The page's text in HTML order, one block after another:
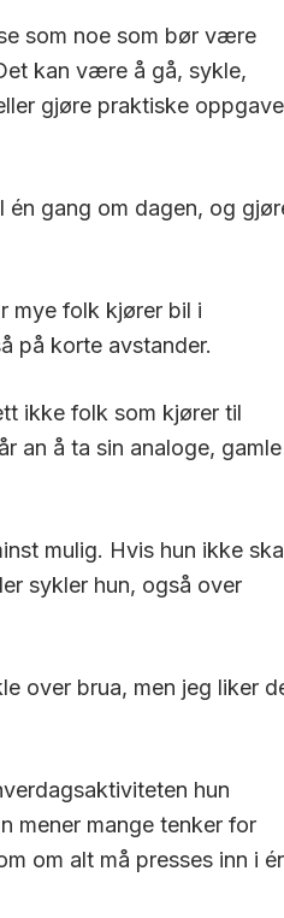
som noe som bør være
kan være å gå, sykle,
gjøre praktiske
én gang om dagen, og
mye folk kjører bil i
på korte avstander.
ikke folk som kjører til
an å ta sin analoge, gamle
mulig. Hvis hun ikke
sykler hun, også over
over brua, men jeg liker
hun
mener mange tenker for
om alt må presses inn i